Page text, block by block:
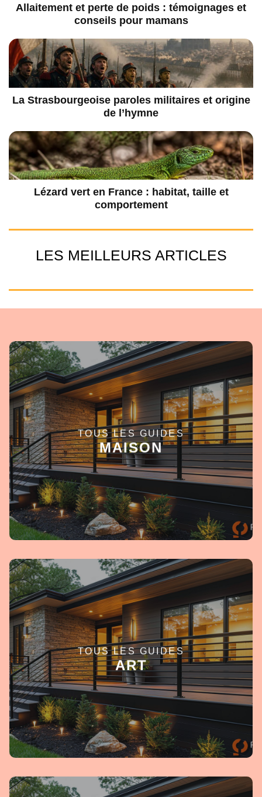
Allaitement et perte de poids : témoignages et
conseils pour mamans
La Strasbourgeoise paroles militaires et origine
de l’hymne
Lézard vert en France : habitat, taille et
comportement
LES MEILLEURS ARTICLES
TOUS LES GUIDES
MAISON
EN SAVOIR +
TOUS LES GUIDES
ART
EN SAVOIR +